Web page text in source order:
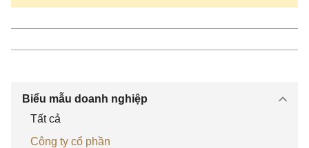
Sinh ngày
Biểu mẫu doanh nghiệp
Tất cả
Công ty cổ phần